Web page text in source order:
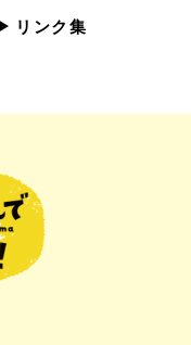
リンク集